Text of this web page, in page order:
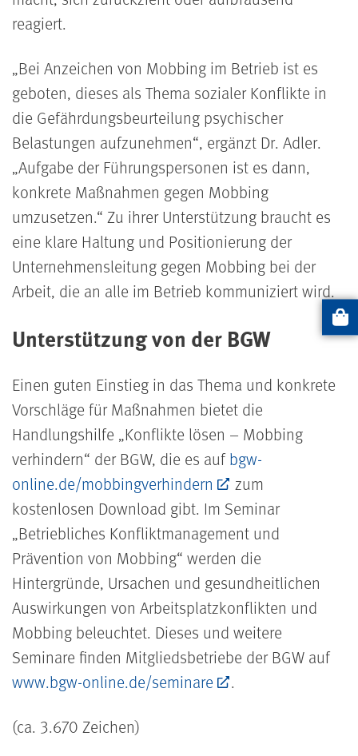
reagiert.
Bei Anzeichen von Mobbing im Betrieb ist es
geboten, dieses als Thema sozialer Konflikte in
die Gefährdungsbeurteilung psychischer
Belastungen aufzunehmen , ergänzt Dr. Adler.
Aufgabe der Führungspersonen ist es dann,
konkrete Maßnahmen gegen Mobbing
umzusetzen. Zu ihrer Unterstützung braucht es
eine klare Haltung und Positionierung der
Unternehmensleitung gegen Mobbing bei der
Arbeit, die an alle im Betrieb kommuniziert wird.
Unterstützung von der BGW
Einen guten Einstieg in das Thema und konkrete
Vorschläge für Maßnahmen bietet die
Handlungshilfe „Konflikte lösen – Mobbing
verhindern“ der BGW, die es aufbgw-
online.de/mobbingverhindern
zum
kostenlosen Download gibt. Im Seminar
„Betriebliches Konfliktmanagement und
Prävention von Mobbing“ werden die
Hintergründe, Ursachen und gesundheitlichen
Auswirkungen von Arbeitsplatzkonflikten und
Mobbing beleuchtet. Dieses und weitere
Seminare finden Mitgliedsbetriebe der BGW auf
www.bgw-online.de/seminare
.
(ca. 3.670 Zeichen)
Artikel